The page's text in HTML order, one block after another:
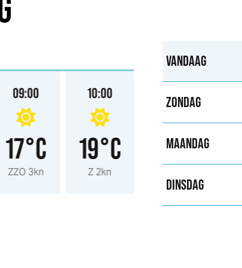
09:00
17°C
ZZO 3kn
10:00
19°C
Z 2kn
11:00
20°C
VANDAAG
ZONDAG
MAANDAG
DINSDAG